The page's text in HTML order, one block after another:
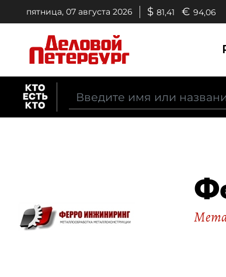
пятница, 07 августа 2026 $ 81,41 € 94,06